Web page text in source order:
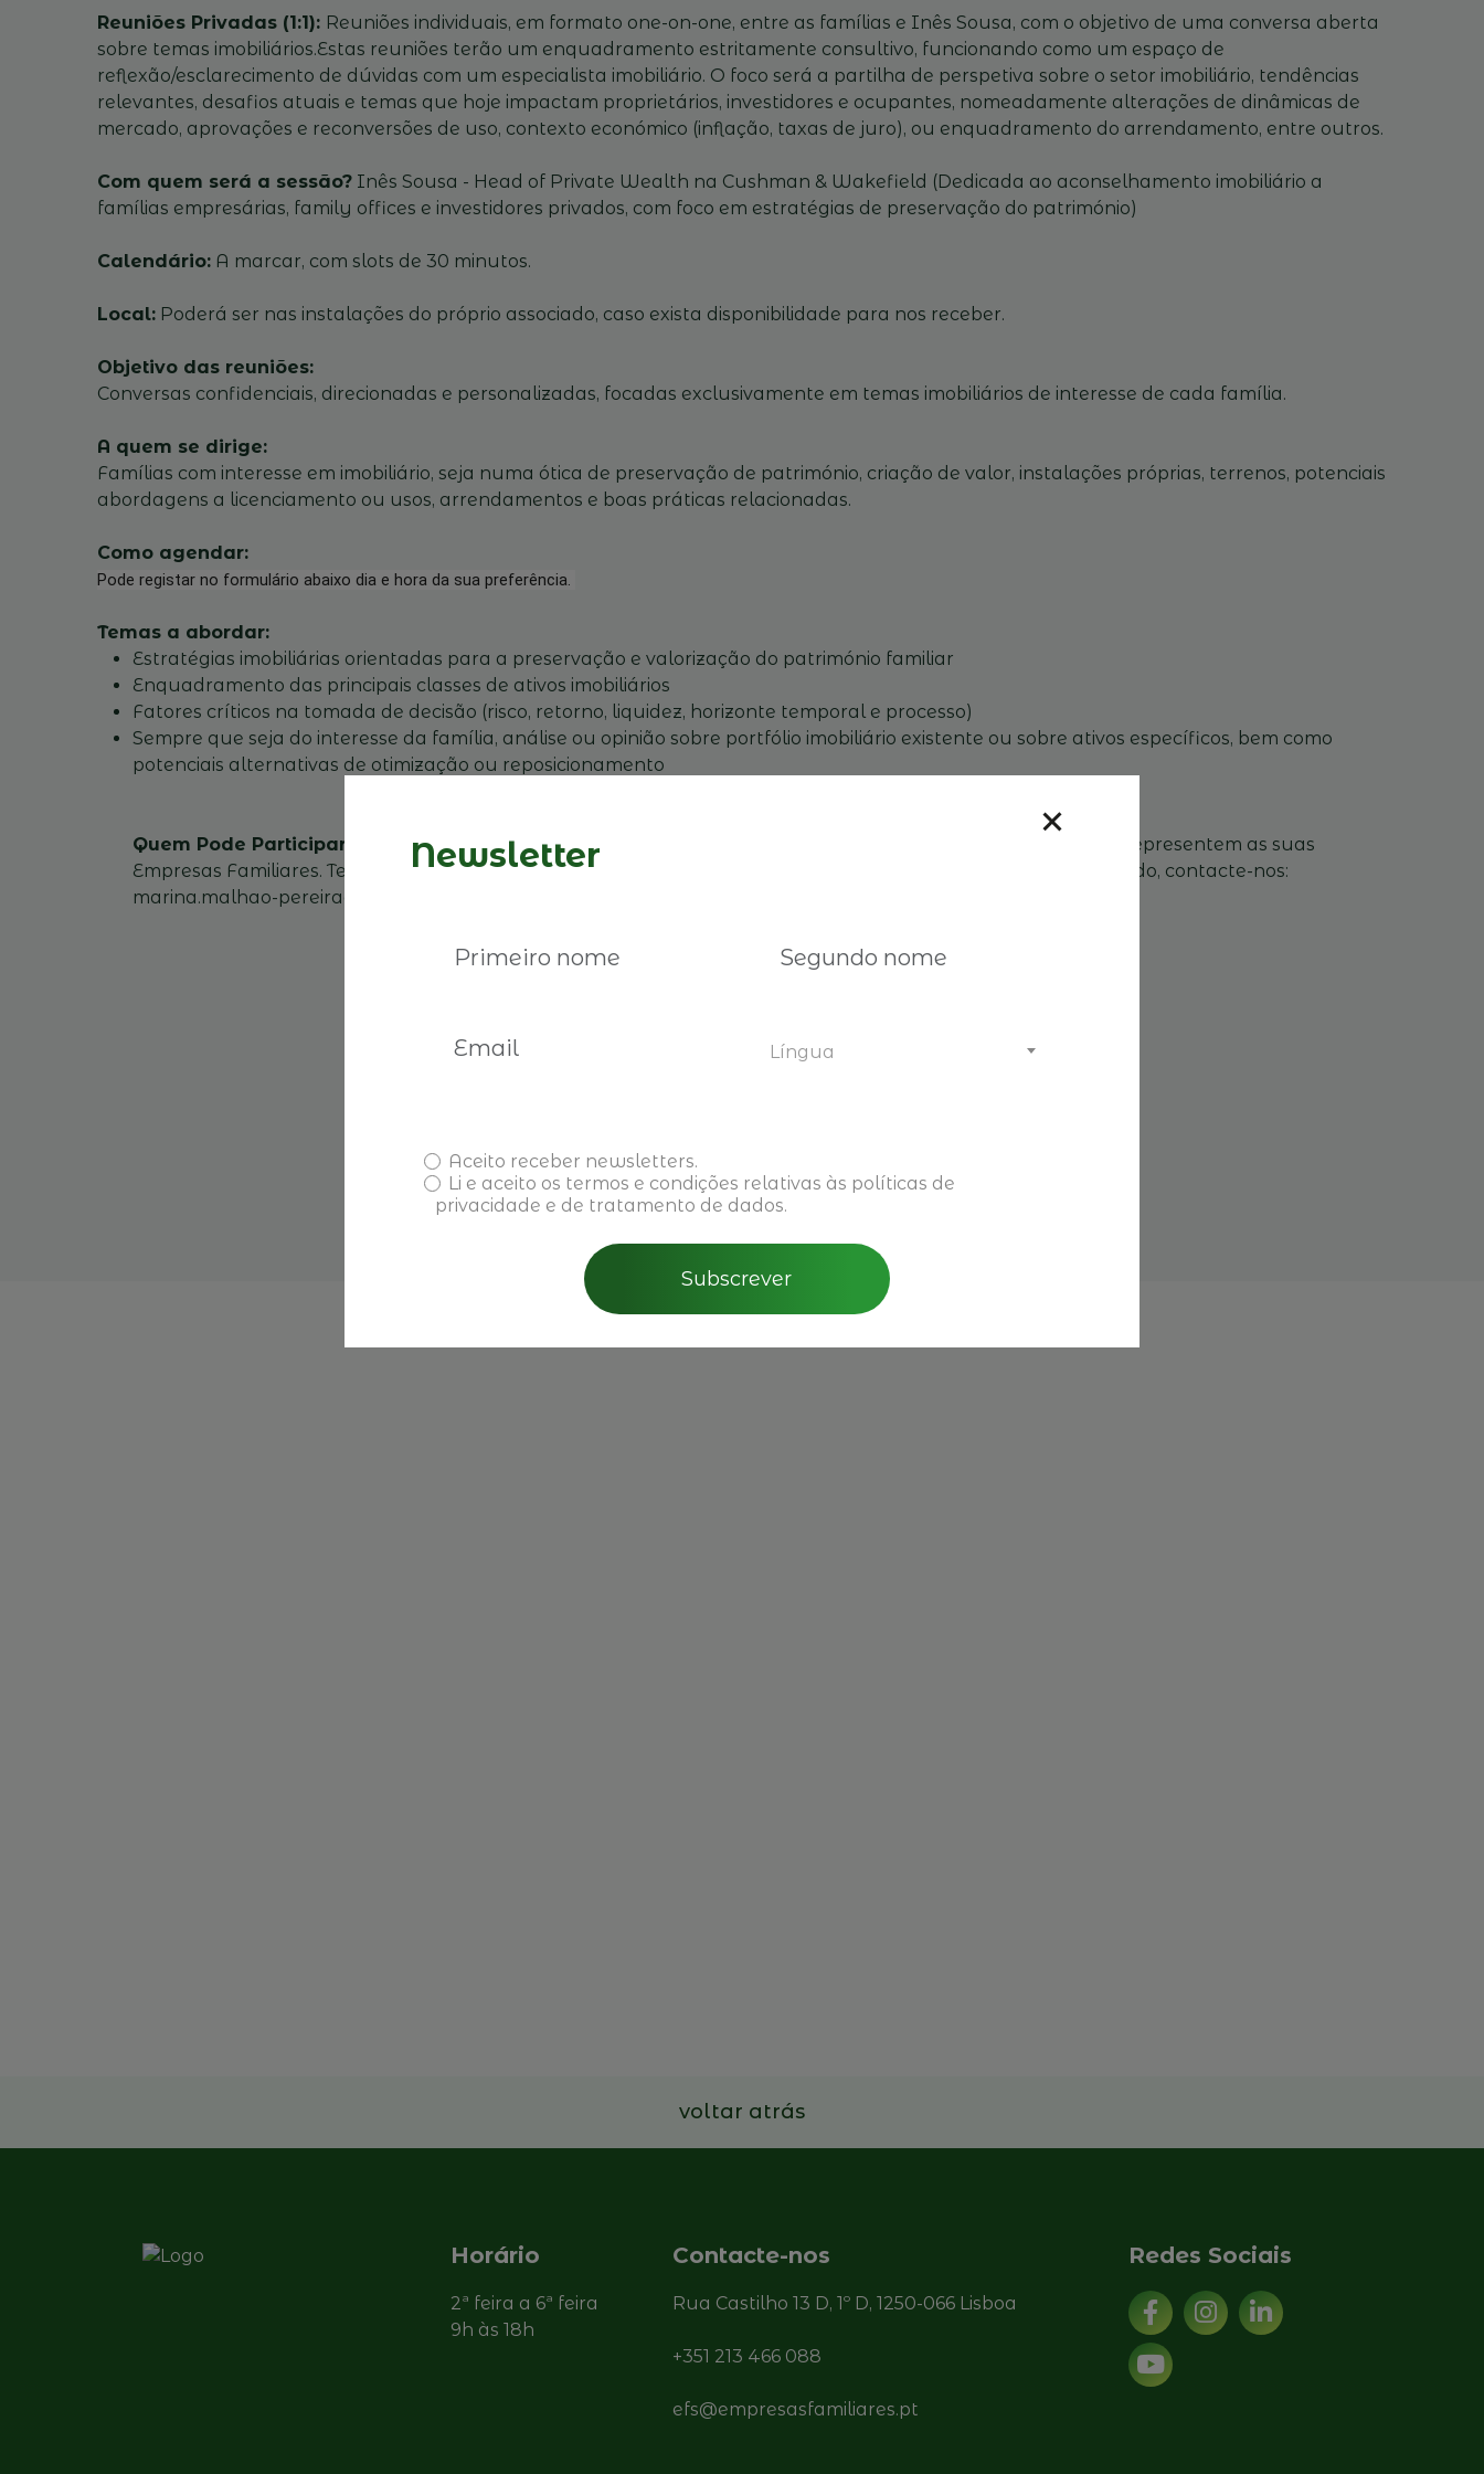
Reuniões Privadas (1:1): Reuniões individuais, em formato one-on-one, entre as famílias e Inês Sousa, com o objetivo de uma conversa aberta
sobre temas imobiliários.Estas reuniões terão um enquadramento estritamente consultivo, funcionando como um espaço de
reflexão/esclarecimento de dúvidas com um especialista imobiliário. O foco será a partilha de perspetiva sobre o setor imobiliário, tendências
relevantes, desafios atuais e temas que hoje impactam proprietários, investidores e ocupantes, nomeadamente alterações de dinâmicas de
mercado, aprovações e reconversões de uso, contexto económico (inflação, taxas de juro), ou enquadramento do arrendamento, entre outros.
Com quem será a sessão?Inês Sousa - Head of Private Wealth na Cushman & Wakefield (Dedicada ao aconselhamento imobiliário a
famílias empresárias, family offices e investidores privados, com foco em estratégias de preservação do património)
Calendário:A marcar, com slots de 30 minutos.
Local:Poderá ser nas instalações do próprio associado, caso exista disponibilidade para nos receber.
Objetivo das reuniões:
Conversas confidenciais, direcionadas e personalizadas, focadas exclusivamente em temas imobiliários de interesse de cada família.
A quem se dirige:
Famílias com interesse em imobiliário, seja numa ótica de preservação de património, criação de valor, instalações próprias, terrenos, potenciais
abordagens a licenciamento ou usos, arrendamentos e boas práticas relacionadas.
Como agendar:
Pode registar no formulário abaixo dia e hora da sua preferência.
Temas a abordar:
Estratégias imobiliárias orientadas para a preservação e valorização do património familiar
​Enquadramento das principais classes de ativos imobiliários
​Fatores críticos na tomada de decisão (risco, retorno, liquidez, horizonte temporal e processo)
Sempre que seja do interesse da família, análise ou opinião sobre portfólio imobiliário existente ou sobre ativos específicos, bem como
potenciais alternativas de otimização ou reposicionamento
Quem Pode Participar:
A participação nestas reuniões destinam-se a membros de Empresas Familiares que representem as suas
Empresas Familiares. Temos lugares limitados e damos preferência a inscrições de Associados. Se não é Associado, contacte-nos:
marina.malhao-pereira@empresasfamiliares.pt paula.ximenes@empresasfamiliares.pt
Inscreva-se aqui
voltar atrás
Horário
2ª feira a 6ª feira
9h às 18h
Contacte-nos
Rua Castilho 13 D, 1º D, 1250-066 Lisboa
+351 213 466 088
efs@empresasfamiliares.pt
Redes Sociais
Newsletter
Língua
Aceito receber newsletters.
Li e aceito os termos e condições relativas às políticas de
privacidade e de tratamento de dados.
Subscrever